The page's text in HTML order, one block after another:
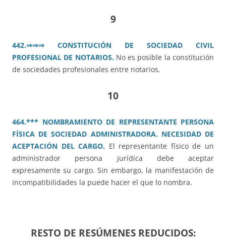
9
442.⇒⇒⇒ CONSTITUCIÓN DE SOCIEDAD CIVIL
PROFESIONAL DE NOTARIOS.No es posible la constitución
de sociedades profesionales entre notarios.
10
464.*** NOMBRAMIENTO DE REPRESENTANTE PERSONA
FÍSICA DE SOCIEDAD ADMINISTRADORA. NECESIDAD DE
ACEPTACIÓN DEL CARGO. El representante físico de un
administrador persona jurídica debe aceptar
expresamente su cargo. Sin embargo, la manifestación de
incompatibilidades la puede hacer el que lo nombra.
RESTO DE RESÚMENES REDUCIDOS: